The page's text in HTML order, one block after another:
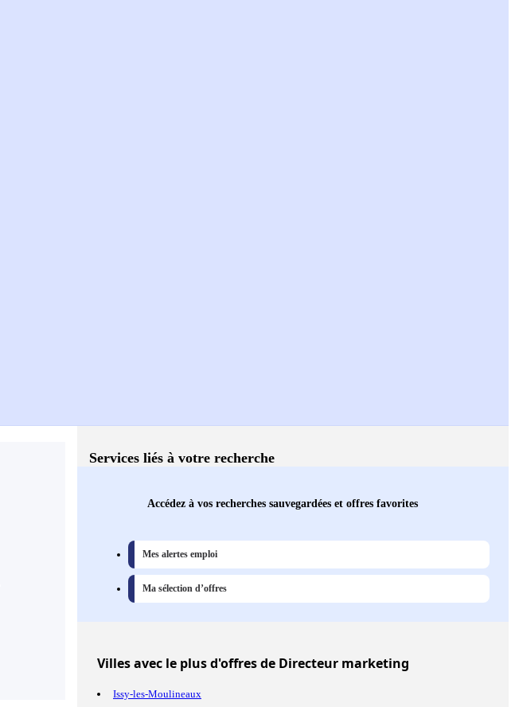
Services liés à votre recherche
Accédez à vos recherches sauvegardées et offres favorites
Mes alertes emploi
Ma sélection d’offres
Villesavec le plus d'offres de Directeur marketing
Issy-les-Moulineaux